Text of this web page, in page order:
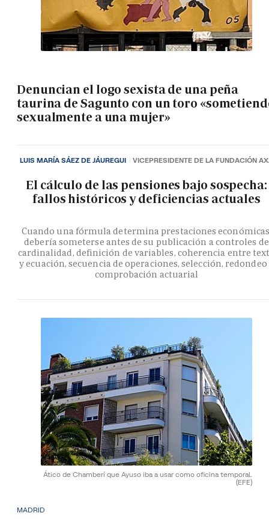
Denuncian el logo sexista de una peña
taurina de Sagunto con un toro
sexualmente a una mujer»
El cálculo de las pensiones bajo sospecha:
fallos históricos y deficiencias actuales
Cuando una fórmula determina prestaciones
debería someterse antes de su publicación a controles de
cardinalidad, definición de variables, coherencia entre
y ecuación, secuencia de operaciones, selección, redondeo
comprobación actuarial
LUIS MARÍA SÁEZ DE JÁUREGUI VICEPRESIDENTE DE LA FUNDACIÓN
Ático de Chamberí que Ayuso iba a usar como oficina temporal.
(EFE)
MADRID